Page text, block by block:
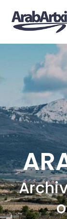
contenido